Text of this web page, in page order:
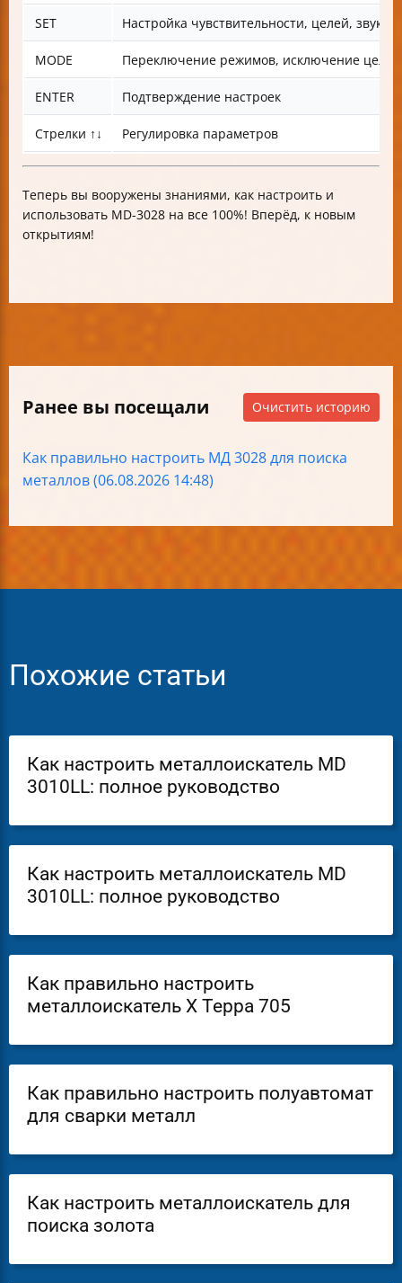
SET Настройка чувствительности, целей, звуков
MODE Переключение режимов, исключение
ENTER Подтверждение настроек
Стрелки ↑↓ Регулировка параметров
Теперь вы вооружены знаниями, как настроить и
использовать MD-3028 на все 100%! Вперёд, к новым
открытиям!
Ранее вы посещали Очистить историю
Как правильно настроить МД 3028 для поиска
металлов (06.08.2026 14:48)
Похожие статьи
Как настроить металлоискатель MD
3010LL: полное руководство
Как настроить металлоискатель MD
3010LL: полное руководство
Как правильно настроить
металлоискатель Х Терра 705
Как правильно настроить полуавтомат
для сварки металл
Как настроить металлоискатель для
поиска золота